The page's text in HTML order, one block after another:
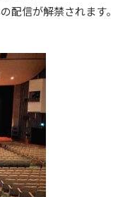
配信が解禁されます。